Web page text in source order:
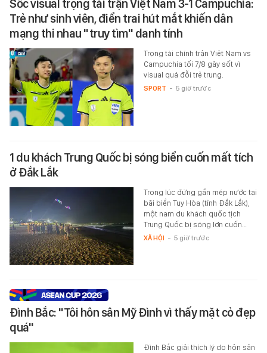
Sốc visual trọng tài trận Việt Nam 3-1 Campuchia:
Trẻ như sinh viên, điển trai hút mắt khiến dân
mạng thi nhau "truy tìm" danh tính
Trọng tài chính trận Việt Nam vs
Campuchia tối 7/8 gây sốt vì
visual quá đỗi trẻ trung.
SPORT - 5 giờ trước
1 du khách Trung Quốc bị sóng biển cuốn mất tích
ở Đắk Lắk
Trong lúc đứng gần mép nước tại
bãi biển Tuy Hòa (tỉnh Đắk Lắk),
một nam du khách quốc tịch
Trung Quốc bị sóng lớn cuốn…
XÃ HỘI - 5 giờ trước
Đình Bắc: "Tôi hôn sân Mỹ Đình vì thấy mặt cỏ đẹp
quá"
Đình Bắc giải thích lý do hôn sân